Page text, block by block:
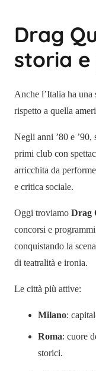
Drag
storia
Anche l’Italia ha una
rispetto a quella
Negli anni ’80 e
primi club con
arricchita da
e critica sociale.
Oggi troviamo Drag
concorsi e
conquistando la
di teatralità e ironia.
Le città più attive:
Milano:
Roma: cuore
storici.